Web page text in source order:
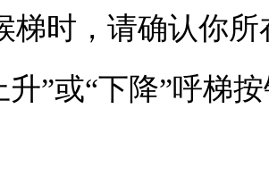
梯时，请确认你
升”或“下降”呼梯